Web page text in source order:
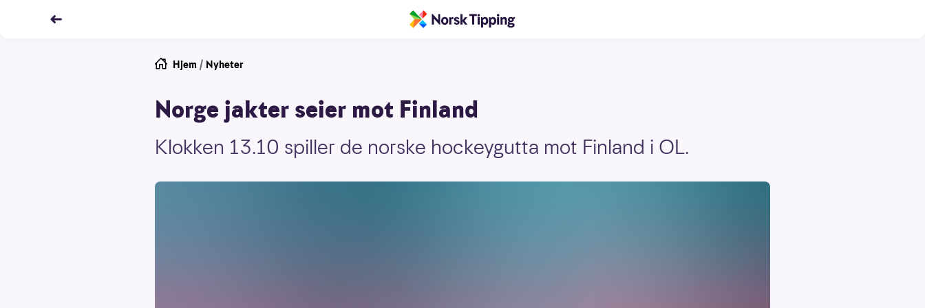
Hjem / Nyheter
Norge jakter seier mot Finland
Klokken 13.10 spiller de norske hockeygutta mot Finland i OL.